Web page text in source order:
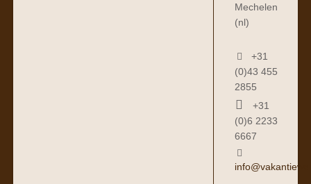
Mechelen
(nl)
+31
(0)43 455
2855
+31
(0)6 2233
6667